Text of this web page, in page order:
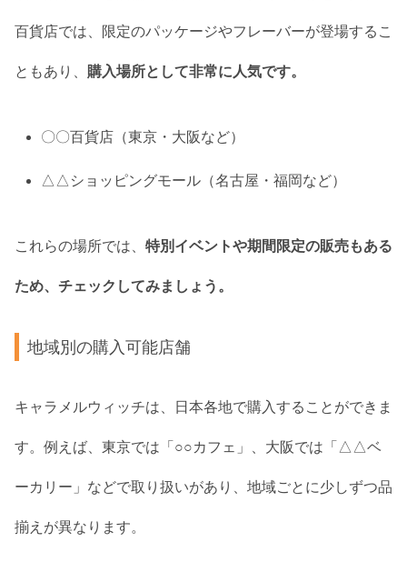
百貨店では、限定のパッケージやフレーバーが登場するこ
ともあり、 購入場所として非常に人気です。
〇〇百貨店（東京・大阪など）
△△ショッピングモール（名古屋・福岡など）
これらの場所では、 特別イベントや期間限定の販売もある
ため、チェックしてみましょう。
地域別の購入可能店舗
キャラメルウィッチは、日本各地で購入することができま
す。例えば、東京では「○○カフェ」、大阪では「△△ベ
ーカリー」などで取り扱いがあり、地域ごとに少しずつ品
揃えが異なります。